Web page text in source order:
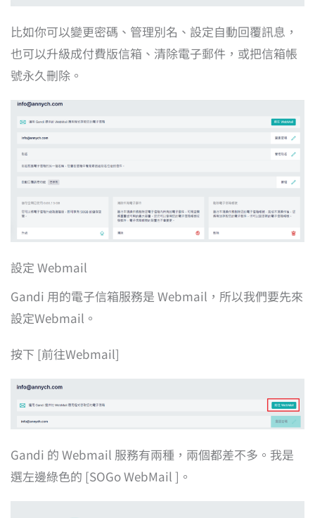
比如你可以變更密碼、管理別名、設定自動回覆訊息，
也可以升級成付費版信箱、清除電子郵件，或把信箱帳
號永久刪除。
設定 Webmail
Gandi 用的電子信箱服務是 Webmail，所以我們要先來
設定Webmail。
按下 [前往Webmail]
Gandi 的 Webmail 服務有兩種，兩個都差不多。我是
選左邊綠色的 [SOGo WebMail ]。